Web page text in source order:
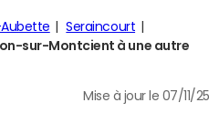
Seraincourt
sur-Montcient à une autre
Mise à jour le 07/11/25